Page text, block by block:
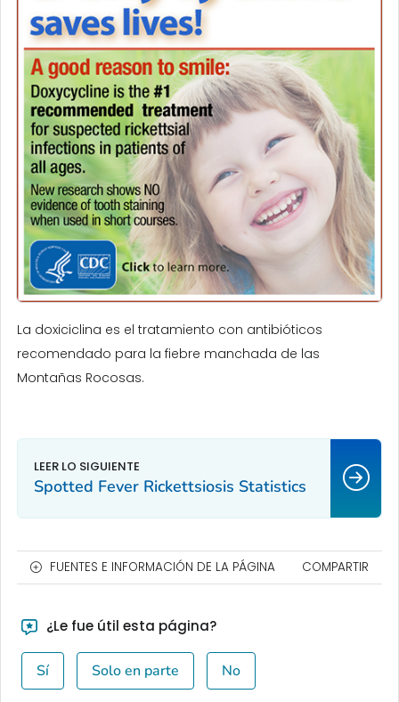
La doxiciclina es el tratamiento con antibióticos
recomendado para la fiebre manchada de las
Montañas Rocosas.
Spotted Fever Rickettsiosis Statistics
FUENTES E INFORMACIÓN DE LA PÁGINA COMPARTIR
¿Le fue útil esta página?
Sí Solo en parte No